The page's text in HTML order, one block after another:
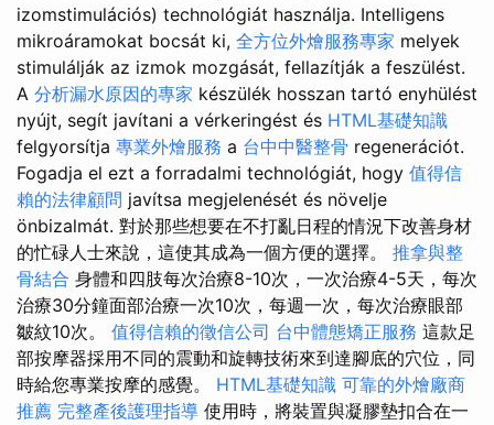
izomstimulációs) technológiát használja. Intelligens
mikroáramokat bocsát ki, 全方位外燴服務專家 melyek
stimulálják az izmok mozgását, fellazítják a feszülést.
A 分析漏水原因的專家 készülék hosszan tartó enyhülést
nyújt, segít javítani a vérkeringést és HTML基礎知識
felgyorsítja 專業外燴服務 a 台中中醫整骨 regenerációt.
Fogadja el ezt a forradalmi technológiát, hogy 值得信
賴的法律顧問 javítsa megjelenését és növelje
önbizalmát. 對於那些想要在不打亂日程的情況下改善身材
的忙碌人士來說，這使其成為一個方便的選擇。 推拿與整
骨結合 身體和四肢每次治療8-10次，一次治療4-5天，每次
治療30分鐘面部治療一次10次，每週一次，每次治療眼部
皺紋10次。 值得信賴的徵信公司 台中體態矯正服務 這款足
部按摩器採用不同的震動和旋轉技術來到達腳底的穴位，同
時給您專業按摩的感覺。 HTML基礎知識 可靠的外燴廠商
推薦 完整產後護理指導 使用時，將裝置與凝膠墊扣合在一